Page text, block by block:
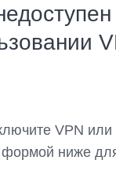
VPN или
формой ниже